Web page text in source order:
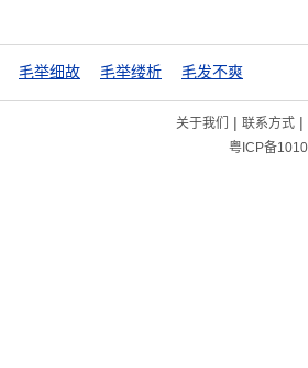
毛举细故 毛举缕析 毛发不爽
关于我们 | 联系方式|
粤ICP备